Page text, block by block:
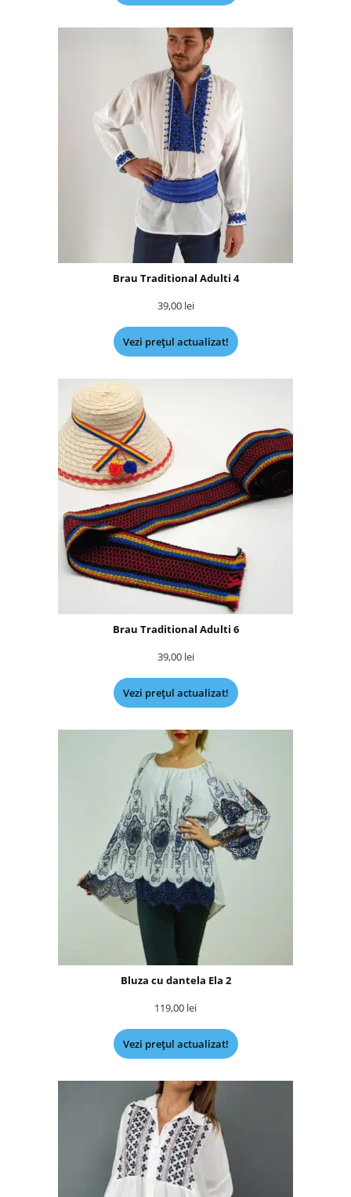
Brau Traditional Adulti 4
39,00 lei
Vezi prețul actualizat!
Brau Traditional Adulti 6
39,00 lei
Vezi prețul actualizat!
Bluza cu dantela Ela 2
119,00 lei
Vezi prețul actualizat!